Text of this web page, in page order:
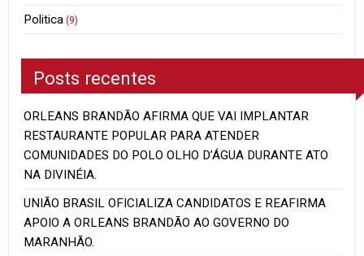
Politica (9)
Posts recentes
ORLEANS BRANDÃO AFIRMA QUE VAI IMPLANTAR
RESTAURANTE POPULAR PARA ATENDER
COMUNIDADES DO POLO OLHO D’ÁGUA DURANTE ATO
NA DIVINÉIA.
UNIÃO BRASIL OFICIALIZA CANDIDATOS E REAFIRMA
APOIO A ORLEANS BRANDÃO AO GOVERNO DO
MARANHÃO.